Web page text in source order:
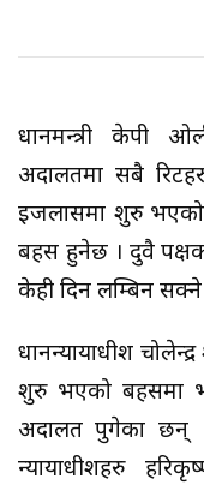
प्रधानमन्त्री केपी
अदालतमा सबै
इजलासमा शुरु
बहस हुनेछ । दुवै
केही दिन लम्बिन सक्ने
प्रधानन्यायाधीश
शुरु भएको बहसमा
अदालत पुगेका छन् ।
न्यायाधीशहरु